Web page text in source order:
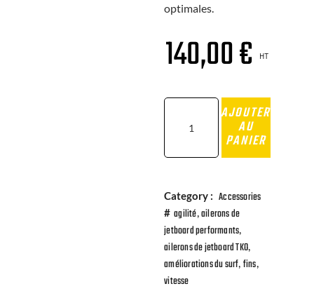
optimales.
140,00€ HT
AJOUTER
AU
PANIER
Category : Accessories
# agilité,ailerons de
jetboard performants,
ailerons de jetboard TKO,
améliorations du surf, fins,
vitesse